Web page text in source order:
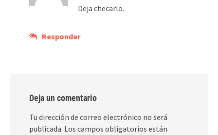
Deja checarlo.
Responder
Deja un comentario
Tu dirección de correo electrónico no será
publicada. Los campos obligatorios están